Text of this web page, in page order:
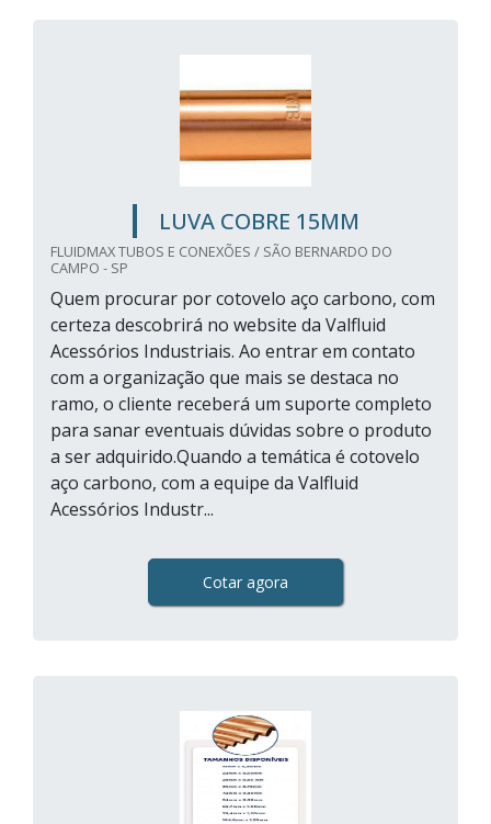
LUVA COBRE 15MM
FLUIDMAX TUBOS E CONEXÕES / SÃO BERNARDO DO
CAMPO - SP
Quem procurar por cotovelo aço carbono, com
certeza descobrirá no website da Valfluid
Acessórios Industriais. Ao entrar em contato
com a organização que mais se destaca no
ramo, o cliente receberá um suporte completo
para sanar eventuais dúvidas sobre o produto
a ser adquirido.Quando a temática é cotovelo
aço carbono, com a equipe da Valfluid
Acessórios Industr...
Cotar agora